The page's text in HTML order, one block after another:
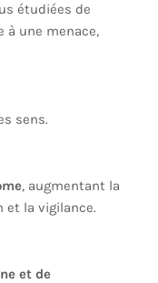
étudiées de
à une menace,
sens.
, augmentant la
et la vigilance.
et de